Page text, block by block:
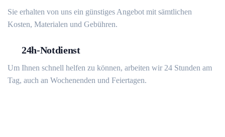
Sie erhalten von uns ein günstiges Angebot mit sämtlichen
Kosten, Materialen und Gebühren.
24h-Notdienst
Um Ihnen schnell helfen zu können, arbeiten wir 24 Stunden am
Tag, auch an Wochenenden und Feiertagen.